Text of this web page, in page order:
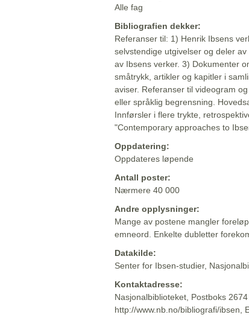
Alle fag
Bibliografien dekker:
Referanser til: 1) Henrik Ibsens
selvstendige utgivelser og deler
av Ibsens verker. 3) Dokumenter
småtrykk, artikler og kapitler i
aviser. Referanser til videogram
eller språklig begrensning.
Innførsler i flere trykte,
"Contemporary approaches to
Oppdatering:
Oppdateres løpende
Antall poster:
Nærmere 40 000
Andre opplysninger:
Mange av postene mangler
emneord. Enkelte dubletter
Datakilde:
Senter for Ibsen-studier,
Kontaktadresse:
Nasjonalbiblioteket, Postboks
http://www.nb.no/bibliografi/ibsen,